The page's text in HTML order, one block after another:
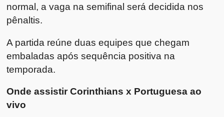
normal, a vaga na semifinal será decidida nos
pênaltis.
A partida reúne duas equipes que chegam
embaladas após sequência positiva na
temporada.
Onde assistir Corinthians x Portuguesa ao
vivo